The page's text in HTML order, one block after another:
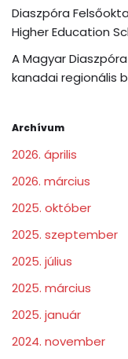
Diaszpóra
Higher Education
A Magyar
kanadai regionális
Archívum
2026. április
2026. március
2025. október
2025. szeptember
2025. július
2025. március
2025. január
2024. november